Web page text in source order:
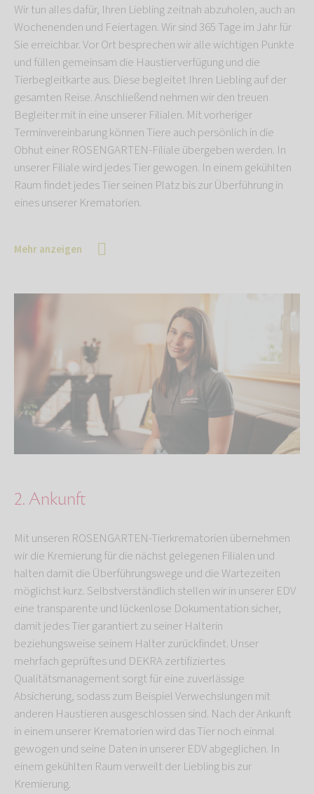
Wir tun alles dafür, Ihren Liebling zeitnah abzuholen, auch an
Wochenenden und Feiertagen. Wir sind 365 Tage im Jahr für
Sie erreichbar. Vor Ort besprechen wir alle wichtigen Punkte
und füllen gemeinsam die Haustierverfügung und die
Tierbegleitkarte aus. Diese begleitet Ihren Liebling auf der
gesamten Reise. Anschließend nehmen wir den treuen
Begleiter mit in eine unserer Filialen. Mit vorheriger
Terminvereinbarung können Tiere auch persönlich in die
Obhut einer ROSENGARTEN-Filiale übergeben werden. In
unserer Filiale wird jedes Tier gewogen. In einem gekühlten
Raum findet jedes Tier seinen Platz bis zur Überführung in
eines unserer Krematorien.
Mehr anzeigen
2. Ankunft
Mit unseren ROSENGARTEN-Tierkrematorien übernehmen
wir die Kremierung für die nächst gelegenen Filialen und
halten damit die Überführungswege und die Wartezeiten
möglichst kurz. Selbstverständlich stellen wir in unserer EDV
eine transparente und lückenlose Dokumentation sicher,
damit jedes Tier garantiert zu seiner Halterin
beziehungsweise seinem Halter zurückfindet. Unser
mehrfach geprüftes und DEKRA zertifiziertes
Qualitätsmanagement sorgt für eine zuverlässige
Absicherung, sodass zum Beispiel Verwechslungen mit
anderen Haustieren ausgeschlossen sind. Nach der Ankunft
in einem unserer Krematorien wird das Tier noch einmal
gewogen und seine Daten in unserer EDV abgeglichen. In
einem gekühlten Raum verweilt der Liebling bis zur
Kremierung.